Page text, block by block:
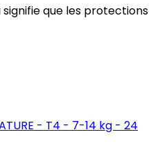
que les protections